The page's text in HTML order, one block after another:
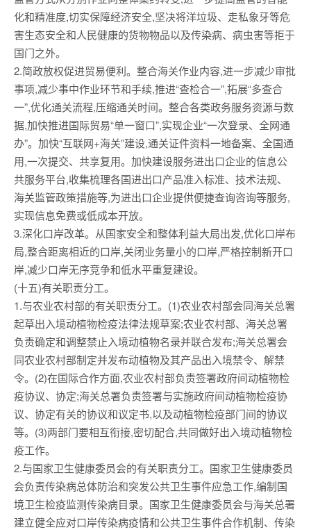
化和精准度,切实保障经济安全,坚决将洋垃圾、走私象牙等危
害生态安全和人民健康的货物物品以及传染病、病虫害等拒于
国门之外。
2.简政放权促进贸易便利。整合海关作业内容,进一步减少审批
事项,减少事中作业环节和手续,推进“查检合一”,拓展“多查合
一”,优化通关流程,压缩通关时间。整合各类政务服务资源与数
据,加快推进国际贸易“单一窗口”,实现企业“一次登录、全网通
办”。加快“互联网+海关”建设,通关证件资料一地备案、全国通
用,一次提交、共享复用。加快建设服务进出口企业的信息公
共服务平台,收集梳理各国进出口产品准入标准、技术法规、
海关监管政策措施等,为进出口企业提供便捷查询咨询等服务,
实现信息免费或低成本开放。
3.深化口岸改革。从国家安全和整体利益大局出发,优化口岸布
局,整合距离相近的口岸,关闭业务量小的口岸,严格控制新开口
岸,减少口岸无序竞争和低水平重复建设。
(十五)有关职责分工。
1.与农业农村部的有关职责分工。(1)农业农村部会同海关总署
起草出入境动植物检疫法律法规草案;农业农村部、海关总署
负责确定和调整禁止入境动植物名录并联合发布;海关总署会
同农业农村部制定并发布动植物及其产品出入境禁令、解禁
令。(2)在国际合作方面,农业农村部负责签署政府间动植物检
疫协议、协定;海关总署负责签署与实施政府间动植物检疫协
议、协定有关的协议和议定书,以及动植物检疫部门间的协议
等。(3)两部门要相互衔接,密切配合,共同做好出入境动植物检
疫工作。
2.与国家卫生健康委员会的有关职责分工。国家卫生健康委员
会负责传染病总体防治和突发公共卫生事件应急工作,编制国
境卫生检疫监测传染病目录。国家卫生健康委员会与海关总署
建立健全应对口岸传染病疫情和公共卫生事件合作机制、传染